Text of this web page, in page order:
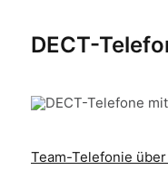
DECT-
Team-Telefonie